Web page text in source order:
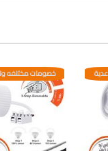
خصومات مختلفه